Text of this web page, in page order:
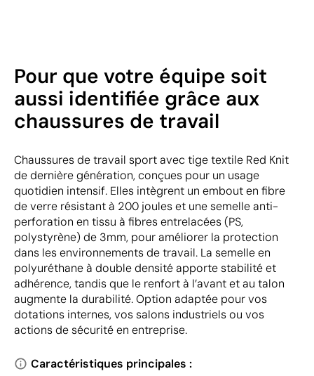
Pour que votre équipe soit
aussi identifiée grâce aux
chaussures de travail
Chaussures de travail sport avec tige textile Red Knit
de dernière génération, conçues pour un usage
quotidien intensif. Elles intègrent un embout en fibre
de verre résistant à 200 joules et une semelle anti-
perforation en tissu à fibres entrelacées (PS,
polystyrène) de 3mm, pour améliorer la protection
dans les environnements de travail. La semelle en
polyuréthane à double densité apporte stabilité et
adhérence, tandis que le renfort à l’avant et au talon
augmente la durabilité. Option adaptée pour vos
dotations internes, vos salons industriels ou vos
actions de sécurité en entreprise.
Caractéristiques principales :